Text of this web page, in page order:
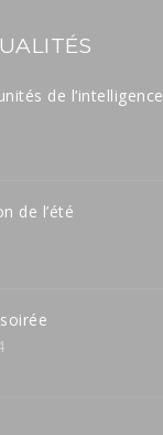
de l’intelligence
de l’été